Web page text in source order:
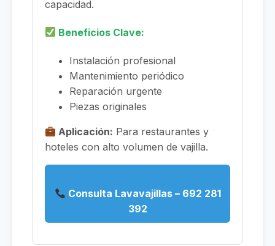
capacidad.
Beneficios Clave:
Instalación profesional
Mantenimiento periódico
Reparación urgente
Piezas originales
Aplicación: Para restaurantes y
hoteles con alto volumen de vajilla.
Consulta Lavavajillas – 692 281
392